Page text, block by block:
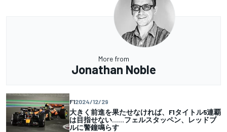
More from
Jonathan Noble
F12024/12/29
大きく前進を果たせなければ、F1タイトル5連覇
は目指せない……フェルスタッペン、レッドブ
ルに警鐘鳴らす